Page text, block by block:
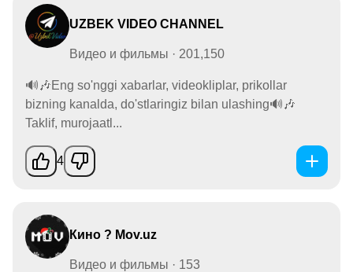
UZBEK VIDEO CHANNEL
Видео и фильмы · 201,150
🔊🎶Eng so'nggi xabarlar, videokliplar, prikollar
bizning kanalda, do'stlaringiz bilan ulashing🔊🎶
Taklif, murojaatl...
4
Кино ? Mov.uz
Видео и фильмы · 153